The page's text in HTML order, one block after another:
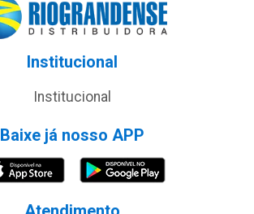
Institucional
Institucional
Baixe já nosso APP